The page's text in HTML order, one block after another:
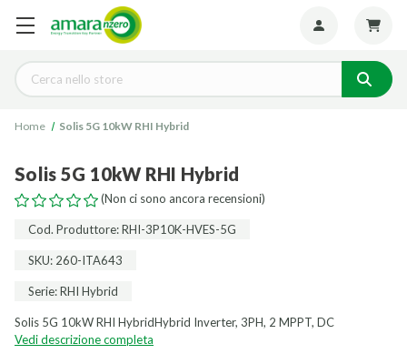
Cerca
Home Solis 5G 10kW RHI Hybrid
Solis 5G 10kW RHI Hybrid
(Non ci sono ancora recensioni)
Cod. Produttore: RHI-3P10K-HVES-5G
SKU: 260-ITA643
Serie: RHI Hybrid
Solis 5G 10kW RHI HybridHybrid Inverter, 3PH, 2 MPPT, DC
Vedi descrizione completa